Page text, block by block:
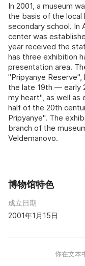
In 2001, a museum
the basis of the local
secondary school. In
center was
year received the
has three exhibition
presentation area.
"Pripyanye
the late 19th — early
my heart", as well as
half of the 20th
Pripyanye". The
branch of the
Veldemanovo.
博物馆特色
成立日期
2001年1月15日
你在文本